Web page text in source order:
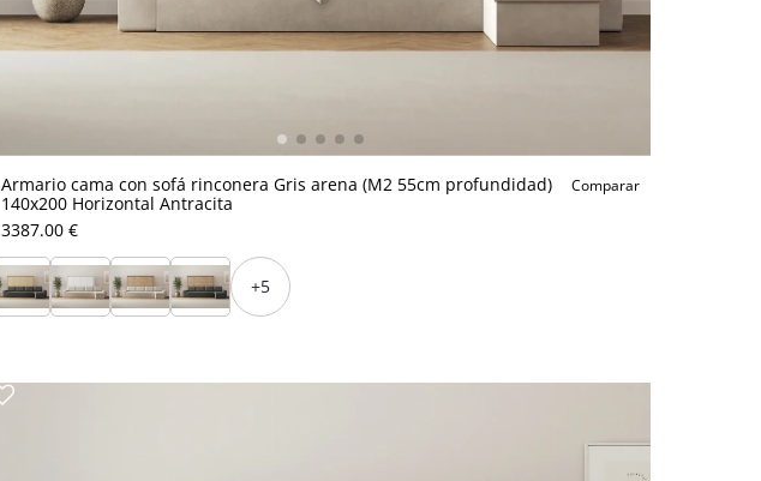
Armario cama con sofá rinconera Gris arena (M2 55cm profundidad)
140x200 Horizontal Antracita
Comparar
3387.00 €
+5